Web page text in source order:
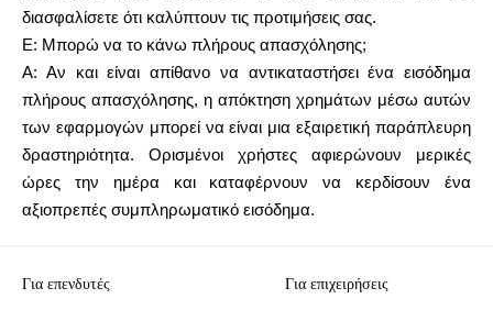
διασφαλίσετε ότι καλύπτουν τις προτιμήσεις σας.
Ε: Μπορώ να το κάνω πλήρους απασχόλησης;
Α: Αν και είναι απίθανο να αντικαταστήσει ένα εισόδημα
πλήρους απασχόλησης, η απόκτηση χρημάτων μέσω αυτών
των εφαρμογών μπορεί να είναι μια εξαιρετική παράπλευρη
δραστηριότητα. Ορισμένοι χρήστες αφιερώνουν μερικές
ώρες την ημέρα και καταφέρνουν να κερδίσουν ένα
αξιοπρεπές συμπληρωματικό εισόδημα.
Για επενδυτές Για επιχειρήσεις